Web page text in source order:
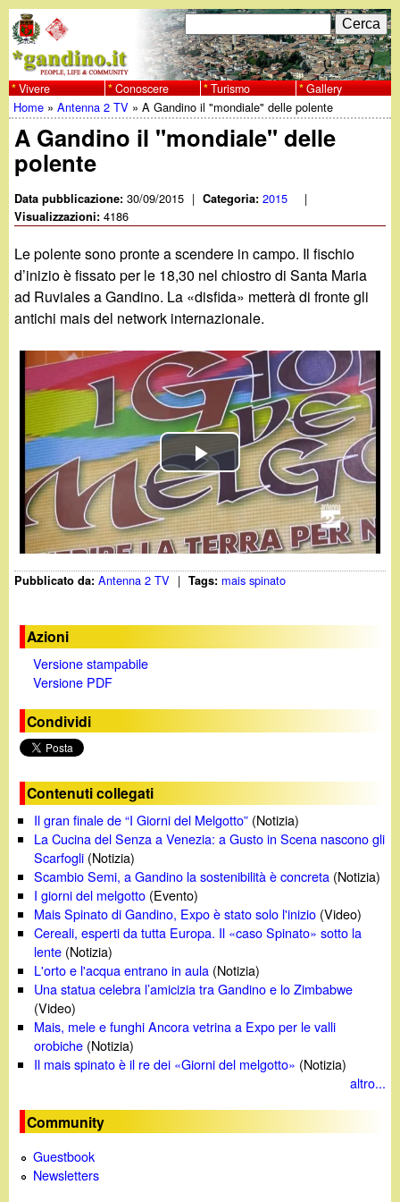
al
contenuto
principale
w
w
w
.
g
a
n
d
n
o
.
F
o
r
m
i
r
i
c
e
r
c
a
C
e
r
c
a
Vivere Conoscere Turismo Gallery
Tu
sei
qui
Home »Antenna 2 TV »A Gandino il "mondiale" delle polente
A Gandino il "mondiale" delle
polente
Data pubblicazione:30/09/2015 | Categoria:2015 |
Visualizzazioni:4186
Le polente sono pronte a scendere in campo. Il fischio
d’inizio è fissato per le 18,30 nel chiostro di Santa Maria
ad Ruviales a Gandino. La «disfida» metterà di fronte gli
antichi mais del network internazionale.
P
l
a
y
V
d
Pubblicato da:Antenna 2 TV | Tags: mais spinato
Azioni
Versione stampabile
Versione PDF
Condividi
Contenuti collegati
Il gran finale de “I Giorni del Melgotto” (Notizia)
La Cucina del Senza a Venezia: a Gusto in Scena nascono gli
Scarfogli (Notizia)
Scambio Semi, a Gandino la sostenibilità è concreta (Notizia)
I giorni del melgotto (Evento)
Mais Spinato di Gandino, Expo è stato solo l'inizio (Video)
Cereali, esperti da tutta Europa. Il «caso Spinato» sotto la
lente (Notizia)
L'orto e l'acqua entrano in aula (Notizia)
Una statua celebra l’amicizia tra Gandino e lo Zimbabwe
(Video)
Mais, mele e funghi Ancora vetrina a Expo per le valli
orobiche (Notizia)
Il mais spinato è il re dei «Giorni del melgotto» (Notizia)
altro...
Community
Guestbook
Newsletters